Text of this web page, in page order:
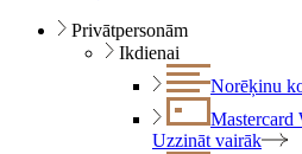
Privātpersonām
Ikdienai
Norēķinu
Mastercard
Uzzināt vairāk